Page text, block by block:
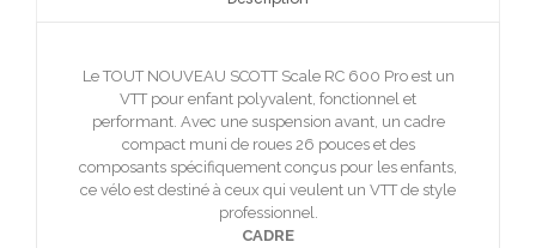
Le TOUT NOUVEAU SCOTT Scale RC 600 Pro est un
VTT pour enfant polyvalent, fonctionnel et
performant. Avec une suspension avant, un cadre
compact muni de roues 26 pouces et des
composants spécifiquement conçus pour les enfants,
ce vélo est destiné à ceux qui veulent un VTT de style
professionnel.
CADRE